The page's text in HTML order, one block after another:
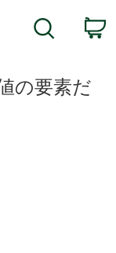
Search
の要素だ